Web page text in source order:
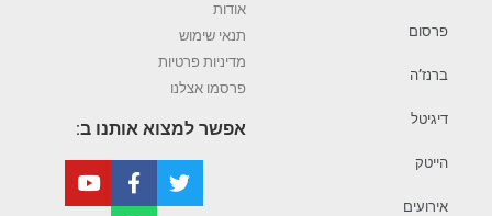
פרסום
ברנז’ה
דיגיטל
הייטק
אירועים
אודות
תנאי שימוש
מדיניות פרטיות
פרסמו אצלנו
אפשר למצוא אותנו ב: